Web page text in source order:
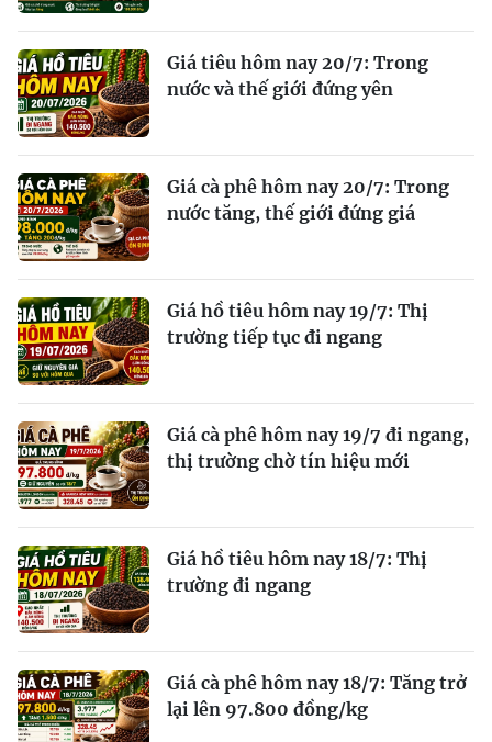
Giá tiêu hôm nay 20/7: Trong
nước và thế giới đứng yên
Giá cà phê hôm nay 20/7: Trong
nước tăng, thế giới đứng giá
Giá hồ tiêu hôm nay 19/7: Thị
trường tiếp tục đi ngang
Giá cà phê hôm nay 19/7 đi ngang,
thị trường chờ tín hiệu mới
Giá hồ tiêu hôm nay 18/7: Thị
trường đi ngang
Giá cà phê hôm nay 18/7: Tăng trở
lại lên 97.800 đồng/kg